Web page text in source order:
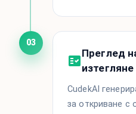
03
Преглед
CudekAI
за откриване с